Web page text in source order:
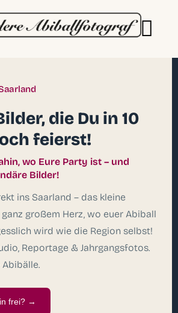
die Du in 10
feierst!
wo Eure Party ist – und
Bilder!
ins Saarland – das kleine
großem Herz, wo euer Abiball
wird wie die Region selbst!
Reportage & Jahrgangsfotos.
frei? →